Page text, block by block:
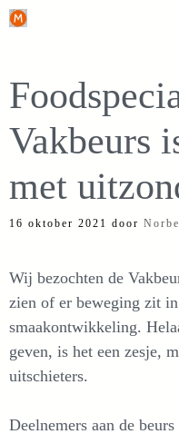
Ga
inhoud
Vakbeurs
met
16 oktober 2021 door
Wij bezochten de
zien of er beweging zit
smaakontwikkeling.
geven, is het een zesje,
uitschieters.
Deelnemers aan de